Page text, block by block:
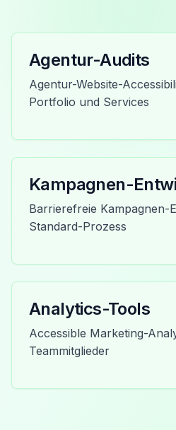
Agentur-Audits
Agentur-Website-
Portfolio und Services
Kampagnen-
Barrierefreie Kampagnen-
Standard-Prozess
Analytics-Tools
Accessible Marketing-
Teammitglieder